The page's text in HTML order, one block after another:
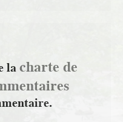
lacharte de